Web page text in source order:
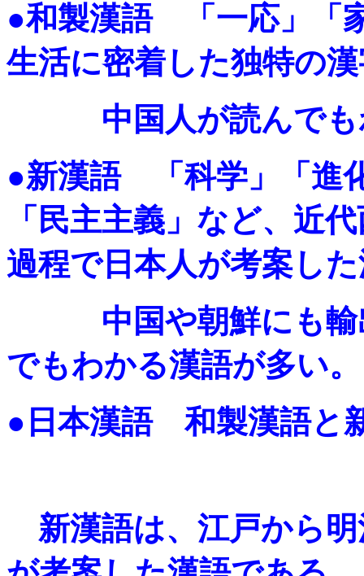
●和製漢語 「一応」「
生活に密着した独特の
中国人が読んでも
●新漢語 「科学」「進
「民主主義」など、近
過程で日本人が考案し
中国や朝鮮にも輸出
でもわかる漢語が多い。
●日本漢語 和製漢語と
新漢語は、江戸から